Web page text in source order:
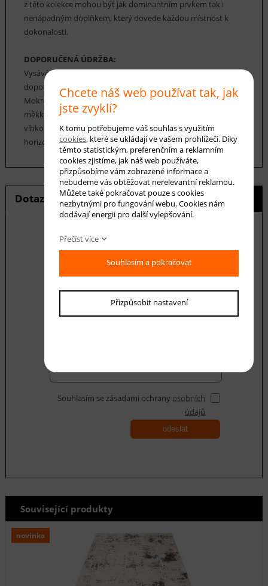
z této kolekce mohou být jak dominantním prvkem tak i
nenápadným doplňkem, který dovede každou místnost k
dokonalosti.
DOPORUČENÁ ÚDRŽBA:
Vysávání: Pro pravidelné čištění těchto koberců se
doporučuje použít vysavač.
Mokré čištění: Pokud je to nutné, čistěte šamponováním
měkkým kartáčkem nebo houbou, pěnou s nízkým obsahem
vlhkosti. Koberec by po čištění měl být vysušen pouze v
horizontální poloze při teplotě místnosti.
Dotaz na produkt Hlídání ceny
Souhlasím se zásadami ochrany osobních
údajů
odeslat
Související produkty
novinka
Chcete náš web používat tak, jak
jste zvyklí?
K tomu potřebujeme váš souhlas s využitím
cookies, které se ukládají ve vašem prohlížeči. Díky
těmto statistickým, preferenčním a reklamním
cookies zjistíme, jak náš web používáte,
přizpůsobíme vám zobrazené informace a
nebudeme vás obtěžovat nerelevantní reklamou.
Můžete také pokračovat pouze s cookies
nezbytnými pro fungování webu. Cookies nám
dodávají energii pro další vylepšování.
Přečíst více
Souhlasím a pokračovat
Přizpůsobit nastavení